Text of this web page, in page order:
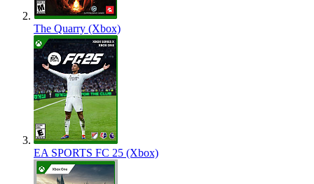
The Quarry (Xbox)
EA SPORTS FC 25 (Xbox)